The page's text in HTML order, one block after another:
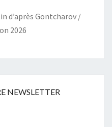
d’après Gontcharov /
2026
NEWSLETTER